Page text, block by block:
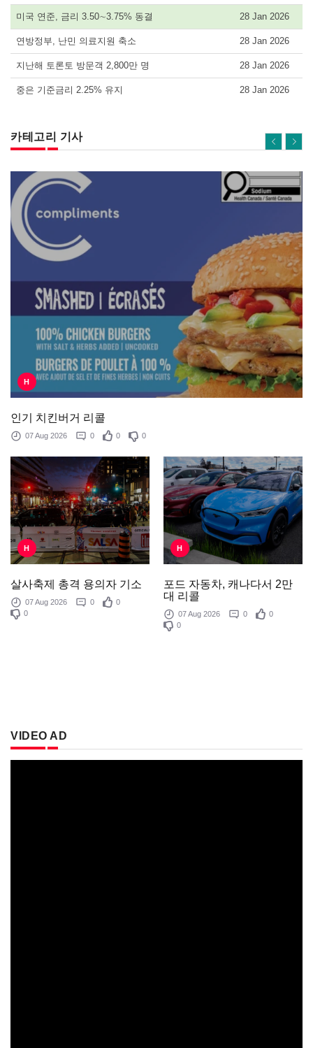
미국 연준, 금리 3.50∼3.75% 동결 28 Jan 2026
연방정부, 난민 의료지원 축소 28 Jan 2026
지난해 토론토 방문객 2,800만 명 28 Jan 2026
중은 기준금리 2.25% 유지 28 Jan 2026
카테고리 기사
H
인기 치킨버거 리콜
07 Aug 2026 0 0 0
H
살사축제 총격 용의자 기소
07 Aug 2026 0
0
0
H
포드 자동차, 캐나다서 2만
대 리콜
07 Aug 2026 0
0
0
VIDEO AD